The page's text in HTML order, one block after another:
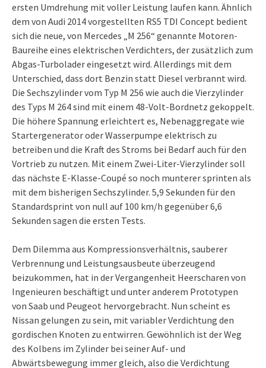
ersten Umdrehung mit voller Leistung laufen kann. Ähnlich
dem von Audi 2014 vorgestellten RS5 TDI Concept bedient
sich die neue, von Mercedes „M 256“ genannte Motoren-
Baureihe eines elektrischen Verdichters, der zusätzlich zum
Abgas-Turbolader eingesetzt wird. Allerdings mit dem
Unterschied, dass dort Benzin statt Diesel verbrannt wird.
Die Sechszylinder vom Typ M 256 wie auch die Vierzylinder
des Typs M 264 sind mit einem 48-Volt-Bordnetz gekoppelt.
Die höhere Spannung erleichtert es, Nebenaggregate wie
Startergenerator oder Wasserpumpe elektrisch zu
betreiben und die Kraft des Stroms bei Bedarf auch für den
Vortrieb zu nutzen. Mit einem Zwei-Liter-Vierzylinder soll
das nächste E-Klasse-Coupé so noch munterer sprinten als
mit dem bisherigen Sechszylinder. 5,9 Sekunden für den
Standardsprint von null auf 100 km/h gegenüber 6,6
Sekunden sagen die ersten Tests.
Dem Dilemma aus Kompressionsverhältnis, sauberer
Verbrennung und Leistungsausbeute überzeugend
beizukommen, hat in der Vergangenheit Heerscharen von
Ingenieuren beschäftigt und unter anderem Prototypen
von Saab und Peugeot hervorgebracht. Nun scheint es
Nissan gelungen zu sein, mit variabler Verdichtung den
gordischen Knoten zu entwirren. Gewöhnlich ist der Weg
des Kolbens im Zylinder bei seiner Auf- und
Abwärtsbewegung immer gleich, also die Verdichtung